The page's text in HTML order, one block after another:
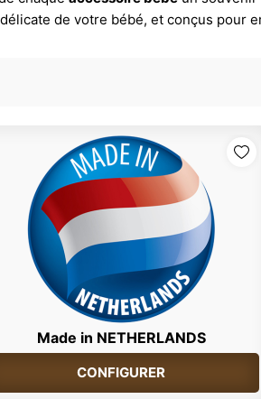
de votre bébé, et conçus pour
Made in NETHERLANDS
CONFIGURER